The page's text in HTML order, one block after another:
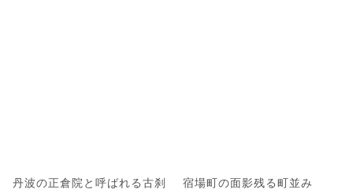
丹波の正倉院と呼ばれる古刹 宿場町の面影残る町並み